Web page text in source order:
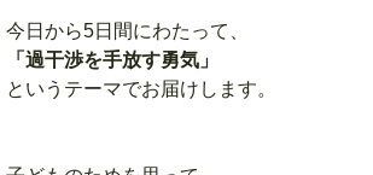
今日から5日間にわたって、
「過干渉を手放す勇気」
というテーマでお届けします。